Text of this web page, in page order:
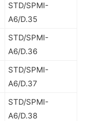
STD/SPMI-
A6/D.35
STD/SPMI-
A6/D.36
STD/SPMI-
A6/D.37
STD/SPMI-
A6/D.38